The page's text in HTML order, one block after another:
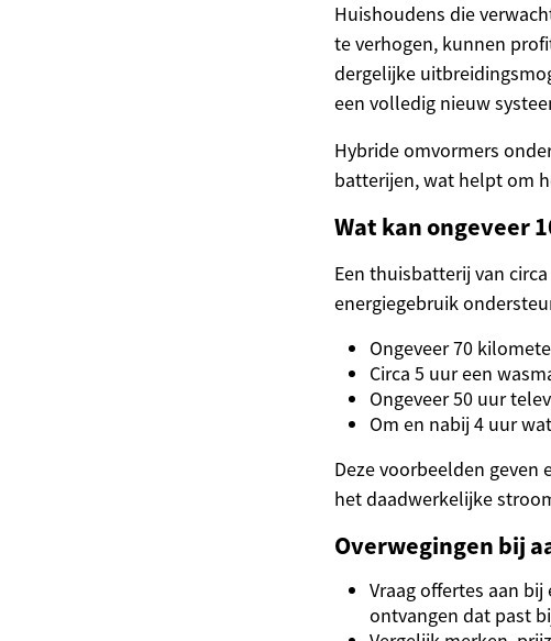
Huishoudens die
te verhogen, kunnen
dergelijke
een volledig nieuw
Hybride omvormers
batterijen, wat helpt om
Wat kan ongeveer
Een thuisbatterij van
energiegebruik
Ongeveer 70
Circa 5 uur een
Ongeveer 50 uur
Om en nabij 4 uur
Deze voorbeelden
het daadwerkelijke
Overwegingen bij
Vraag offertes aan
ontvangen dat past